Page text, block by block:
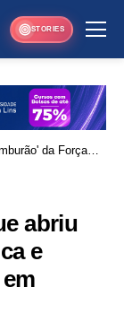
STORIES
da Força
abriu
e